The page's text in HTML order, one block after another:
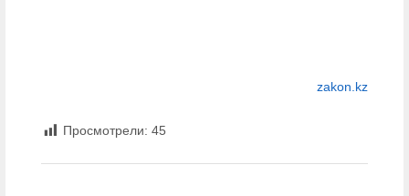
zakon.kz
Просмотрели: 45